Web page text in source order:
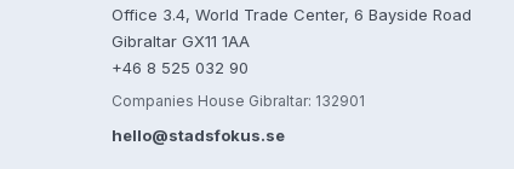
Office 3.4, World Trade Center, 6 Bayside Road
Gibraltar GX11 1AA
+46 8 525 032 90
Companies House Gibraltar: 132901
hello@stadsfokus.se